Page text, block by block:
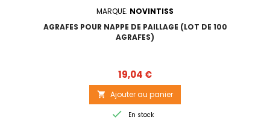
MARQUE: NOVINTISS
AGRAFES POUR NAPPE DE PAILLAGE (LOT DE 100
AGRAFES)
Prix
19,04 €
 Ajouter au panier
 En stock